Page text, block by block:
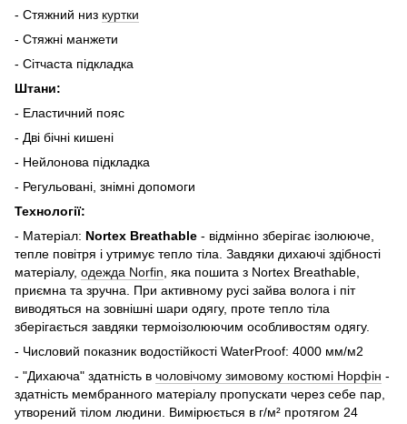
- Стяжний низ куртки
- Стяжні манжети
- Сітчаста підкладка
Штани:
- Еластичний пояс
- Дві бічні кишені
- Нейлонова підкладка
- Регульовані, знімні допомоги
Технології:
- Матеріал: Nortex Breathable - відмінно зберігає ізолююче,
тепле повітря і утримує тепло тіла. Завдяки дихаючі здібності
матеріалу, одежда Norfin , яка пошита з Nortex Breathable,
приємна та зручна. При активному русі зайва волога і піт
виводяться на зовнішні шари одягу, проте тепло тіла
зберігається завдяки термоізолюючим особливостям одягу.
- Числовий показник водостійкості WaterProof: 4000 мм/м2
- "Дихаюча" здатність в чоловічому зимовому костюмі Норфін -
здатність мембранного матеріалу пропускати через себе пар,
утворений тілом людини. Вимірюється в г/м² протягом 24